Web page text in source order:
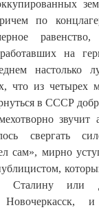
по
на
настолько
что из четырех
в СССР
звучит
свергать
сам», мирно
Сталину или